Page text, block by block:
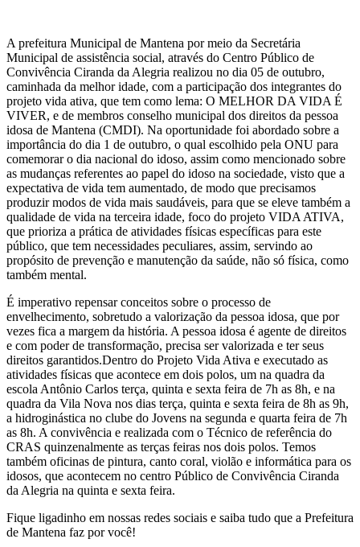
A prefeitura Municipal de Mantena por meio da Secretária
Municipal de assistência social, através do Centro Público de
Convivência Ciranda da Alegria realizou no dia 05 de outubro,
caminhada da melhor idade, com a participação dos integrantes do
projeto vida ativa, que tem como lema: O MELHOR DA VIDA É
VIVER, e de membros conselho municipal dos direitos da pessoa
idosa de Mantena (CMDI). Na oportunidade foi abordado sobre a
importância do dia 1 de outubro, o qual escolhido pela ONU para
comemorar o dia nacional do idoso, assim como mencionado sobre
as mudanças referentes ao papel do idoso na sociedade, visto que a
expectativa de vida tem aumentado, de modo que precisamos
produzir modos de vida mais saudáveis, para que se eleve também a
qualidade de vida na terceira idade, foco do projeto VIDA ATIVA,
que prioriza a prática de atividades físicas específicas para este
público, que tem necessidades peculiares, assim, servindo ao
propósito de prevenção e manutenção da saúde, não só física, como
também mental.
É imperativo repensar conceitos sobre o processo de
envelhecimento, sobretudo a valorização da pessoa idosa, que por
vezes fica a margem da história. A pessoa idosa é agente de direitos
e com poder de transformação, precisa ser valorizada e ter seus
direitos garantidos.Dentro do Projeto Vida Ativa e executado as
atividades físicas que acontece em dois polos, um na quadra da
escola Antônio Carlos terça, quinta e sexta feira de 7h as 8h, e na
quadra da Vila Nova nos dias terça, quinta e sexta feira de 8h as 9h,
a hidroginástica no clube do Jovens na segunda e quarta feira de 7h
as 8h. A convivência e realizada com o Técnico de referência do
CRAS quinzenalmente as terças feiras nos dois polos. Temos
também oficinas de pintura, canto coral, violão e informática para os
idosos, que acontecem no centro Público de Convivência Ciranda
da Alegria na quinta e sexta feira.
Fique ligadinho em nossas redes sociais e saiba tudo que a Prefeitura
de Mantena faz por você!